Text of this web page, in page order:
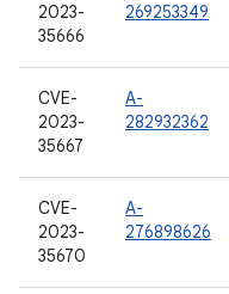
2023-
35666
269253349
CVE-
2023-
35667
A-
282932362
CVE-
2023-
35670
A-
276898626